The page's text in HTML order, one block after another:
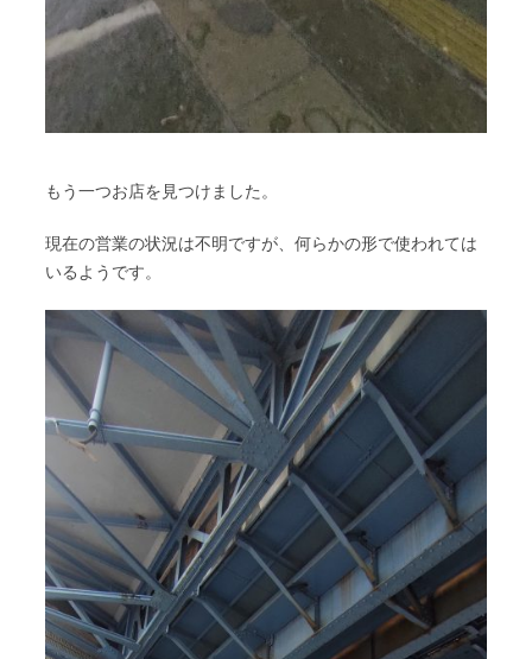
もう一つお店を見つけました。
現在の営業の状況は不明ですが、何らかの形で使われては
いるようです。